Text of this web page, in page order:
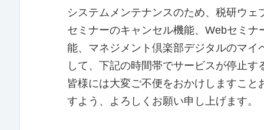
システムメンテナンスのため、税研ウ
セミナーのキャンセル機能、Webセミ
能、マネジメント倶楽部デジタルのマ
して、下記の時間帯でサービスが停止す
皆様には大変ご不便をおかけしますこ
すよう、よろしくお願い申し上げます。